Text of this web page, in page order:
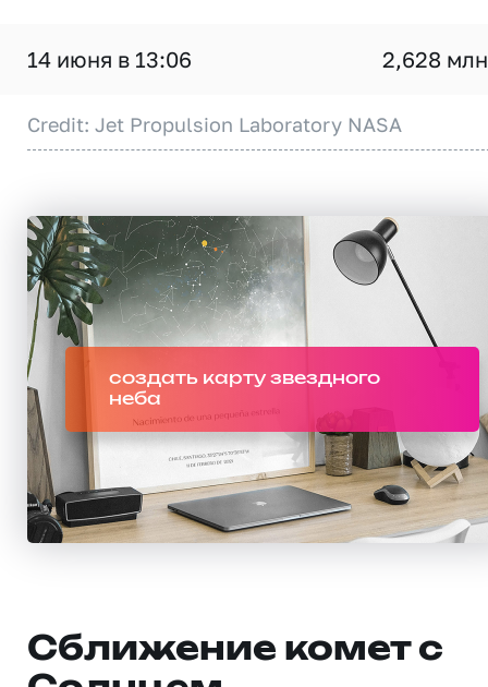
14 июня в 13:06 2,628
Credit: Jet Propulsion Laboratory NASA
создать карту звездного
неба
Сближение комет с